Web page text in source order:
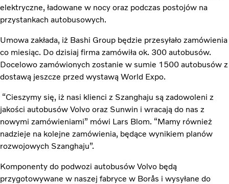
elektryczne, ładowane w nocy oraz podczas postojów na
przystankach autobusowych.
Umowa zakłada, iż Bashi Group będzie przesyłało zamówienia
co miesiąc. Do dzisiaj firma zamówiła ok. 300 autobusów.
Docelowo zamówionych zostanie w sumie 1500 autobusów z
dostawą jeszcze przed wystawą World Expo.
“Cieszymy się, iż nasi klienci z Szanghaju są zadowoleni z
jakości autobusów Volvo oraz Sunwin i wracają do nas z
nowymi zamówieniami” mówi Lars Blom. “Mamy również
nadzieje na kolejne zamówienia, będące wynikiem planów
rozwojowych Szanghaju”.
Komponenty do podwozi autobusów Volvo będą
przygotowywane w naszej fabryce w Borås i wysyłane do